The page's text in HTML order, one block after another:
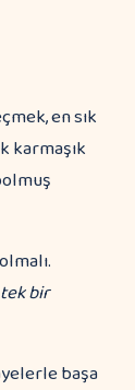
en sık
karmaşık
tek bir
başa